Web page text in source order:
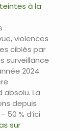
à la
:
violences
ciblés par
surveillance
2024
absolu. La
depuis
50 % d’ici
sur